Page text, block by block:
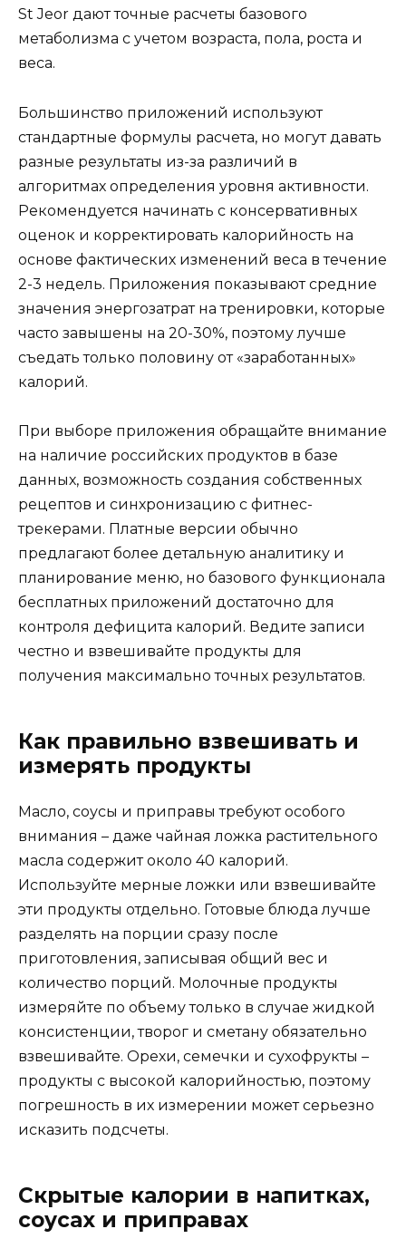
St Jeor дают точные расчеты базового
метаболизма с учетом возраста, пола, роста и
веса.
Большинство приложений используют
стандартные формулы расчета, но могут давать
разные результаты из-за различий в
алгоритмах определения уровня активности.
Рекомендуется начинать с консервативных
оценок и корректировать калорийность на
основе фактических изменений веса в течение
2-3 недель. Приложения показывают средние
значения энергозатрат на тренировки, которые
часто завышены на 20-30%, поэтому лучше
съедать только половину от «заработанных»
калорий.
При выборе приложения обращайте внимание
на наличие российских продуктов в базе
данных, возможность создания собственных
рецептов и синхронизацию с фитнес-
трекерами. Платные версии обычно
предлагают более детальную аналитику и
планирование меню, но базового функционала
бесплатных приложений достаточно для
контроля дефицита калорий. Ведите записи
честно и взвешивайте продукты для
получения максимально точных результатов.
Как правильно взвешивать и
измерять продукты
Масло, соусы и приправы требуют особого
внимания – даже чайная ложка растительного
масла содержит около 40 калорий.
Используйте мерные ложки или взвешивайте
эти продукты отдельно. Готовые блюда лучше
разделять на порции сразу после
приготовления, записывая общий вес и
количество порций. Молочные продукты
измеряйте по объему только в случае жидкой
консистенции, творог и сметану обязательно
взвешивайте. Орехи, семечки и сухофрукты –
продукты с высокой калорийностью, поэтому
погрешность в их измерении может серьезно
исказить подсчеты.
Скрытые калории в напитках,
соусах и приправах